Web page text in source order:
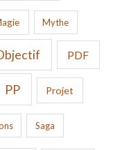
Mythe
PDF
PP Projet
Saga